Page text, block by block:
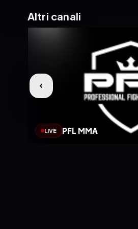
Altri canali
LIVE PFL MMA